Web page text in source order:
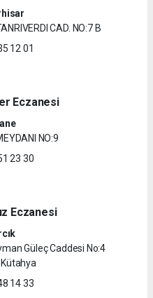
CAD. NO:7 B
12 01
Eczanesi
NO:9
23 30
Eczanesi
Güleç Caddesi No:4
Kütahya
14 33